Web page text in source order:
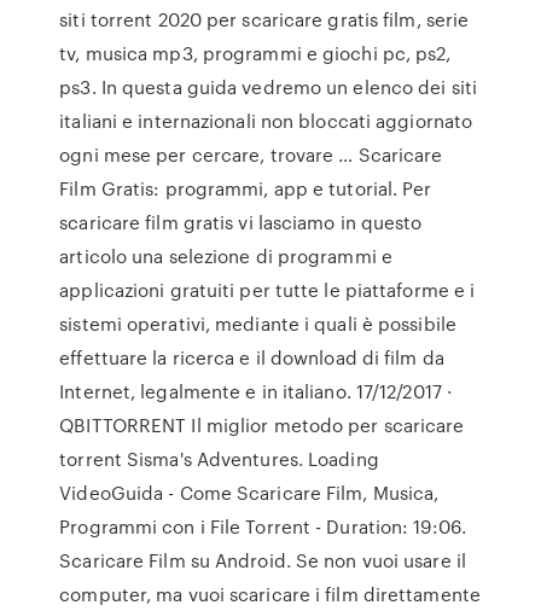
siti torrent 2020 per scaricare gratis film, serie
tv, musica mp3, programmi e giochi pc, ps2,
ps3. In questa guida vedremo un elenco dei siti
italiani e internazionali non bloccati aggiornato
ogni mese per cercare, trovare … Scaricare
Film Gratis: programmi, app e tutorial. Per
scaricare film gratis vi lasciamo in questo
articolo una selezione di programmi e
applicazioni gratuiti per tutte le piattaforme e i
sistemi operativi, mediante i quali è possibile
effettuare la ricerca e il download di film da
Internet, legalmente e in italiano. 17/12/2017 ·
QBITTORRENT Il miglior metodo per scaricare
torrent Sisma's Adventures. Loading
VideoGuida - Come Scaricare Film, Musica,
Programmi con i File Torrent - Duration: 19:06.
Scaricare Film su Android. Se non vuoi usare il
computer, ma vuoi scaricare i film direttamente